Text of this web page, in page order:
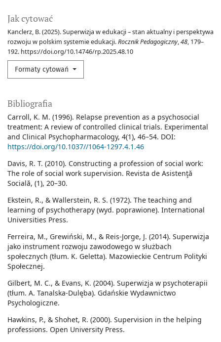
Jak cytować
Kanclerz, B. (2025). Superwizja w edukacji – stan aktualny i perspektywa
rozwoju w polskim systemie edukacji.Rocznik Pedagogiczny,48, 179–
192. https://doi.org/10.14746/rp.2025.48.10
Formaty cytowań
Bibliografia
Carroll, K. M. (1996). Relapse prevention as a psychosocial
treatment: A review of controlled clinical trials. Experimental
and Clinical Psychopharmacology, 4(1), 46–54. DOI:
https://doi.org/10.1037//1064-1297.4.1.46
Davis, R. T. (2010). Constructing a profession of social work:
The role of social work supervision. Revista de Asistenţă
Socială, (1), 20–30.
Ekstein, R., & Wallerstein, R. S. (1972). The teaching and
learning of psychotherapy (wyd. poprawione). International
Universities Press.
Ferreira, M., Grewiński, M., & Reis-Jorge, J. (2014). Superwizja
jako instrument rozwoju zawodowego w służbach
społecznych (tłum. K. Geletta). Mazowieckie Centrum Polityki
Społecznej.
Gilbert, M. C., & Evans, K. (2004). Superwizja w psychoterapii
(tłum. A. Tanalska-Dulęba). Gdańskie Wydawnictwo
Psychologiczne.
Hawkins, P., & Shohet, R. (2000). Supervision in the helping
professions. Open University Press.